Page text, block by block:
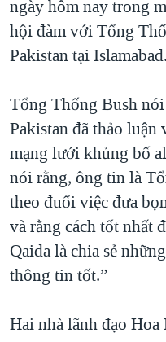
KINH TẾ
KHOA HỌC
SỨC KHOẺ
VĂN HOÁ
THỂ THAO
GIÁO DỤC
GIẢI MÃ VÀNH ĐAI &
NGÀY TỊ NẠN THẾ GIỚI
GROUND ZERO – XƯA
CHI PHÍ CHIẾN TRANH
CÁC GIÁ TRỊ CỘNG
THƯỢNG ĐỈNH TRUMP-
TRỊNH VĨNH BÌNH VS.
NGƯ DÂN VIỆT VÀ LÀN
QUAN HỆ VIỆT MỸ
MẠNG XÃ HỘI
Ngôn ngữ khác
ngày hôm nay trong
hội đàm với Tổng
Pakistan tại Islamabad.
Tổng Thống Bush
Pakistan đã thảo luận
mạng lưới khủng bố
nói rằng, ông tin là
theo đuổi việc đưa
và rằng cách tốt nhất
Qaida là chia sẻ
thông tin tốt.”
Hai nhà lãnh đạo